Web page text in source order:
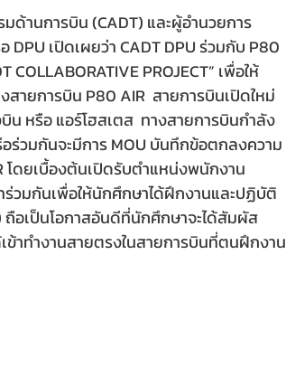
านการบิน (CADT) และผู้อำนวยการ
เปิดเผยว่า CADT DPU ร่วมกับ P80
PROJECT” เพื่อให้
ายการบิน P80 AIR  สายการบินเปิดใหม่
หรือ แอร์โฮสเตส  ทางสายการบินกำลัง
ร่วมกันจะมีการ MOU บันทึกข้อตกลงความ
โดยเบื้องต้นเปิดรับตำแหน่งพนักงาน
วมกันเพื่อให้นักศึกษาได้ฝึกงานและปฏิบัติ
อเป็นโอกาสอันดีที่นักศึกษาจะได้สัมผัส
ข้าทำงานสายตรงในสายการบินที่ตนฝึกงาน